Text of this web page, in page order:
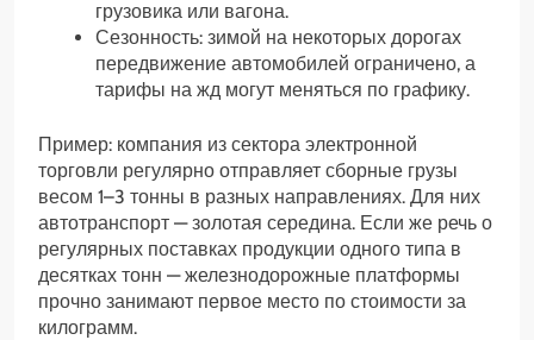
грузовика или вагона.
Сезонность: зимой на некоторых дорогах
передвижение автомобилей ограничено, а
тарифы на жд могут меняться по графику.
Пример: компания из сектора электронной
торговли регулярно отправляет сборные грузы
весом 1–3 тонны в разных направлениях. Для них
автотранспорт — золотая середина. Если же речь о
регулярных поставках продукции одного типа в
десятках тонн — железнодорожные платформы
прочно занимают первое место по стоимости за
килограмм.